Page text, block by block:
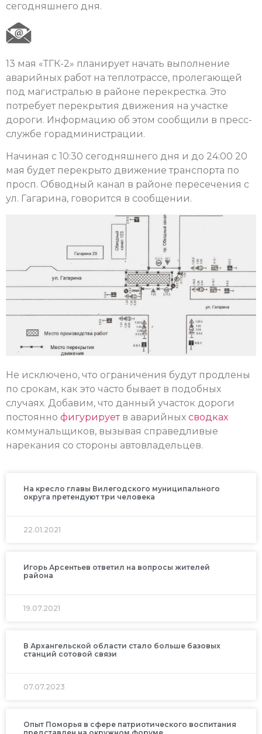
сегодняшнего дня.
13 мая «ТГК-2» планирует начать выполнение
аварийных работ на теплотрассе, пролегающей
под магистралью в районе перекрестка. Это
потребует перекрытия движения на участке
дороги. Информацию об этом сообщили в пресс-
службе горадминистрации.
Начиная с 10:30 сегодняшнего дня и до 24:00 20
мая будет перекрыто движение транспорта по
просп. Обводный канал в районе пересечения с
ул. Гагарина, говорится в сообщении.
Не исключено, что ограничения будут продлены
по срокам, как это часто бывает в подобных
случаях. Добавим, что данный участок дороги
постоянно фигурируетв аварийных сводках
коммунальщиков, вызывая справедливые
нарекания со стороны автовладельцев.
На кресло главы Вилегодского муниципального
округа претендуют три человека
22.01.2021
Игорь Арсентьев ответил на вопросы жителей
района
19.07.2021
В Архангельской области стало больше базовых
станций сотовой связи
07.07.2023
Опыт Поморья в сфере патриотического воспитания